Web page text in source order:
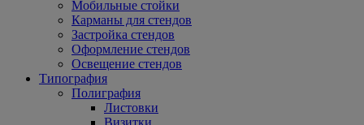
Мобильные стойки
Карманы для стендов
Застройка стендов
Оформление стендов
Освещение стендов
Типография
Полиграфия
Листовки
Визитки